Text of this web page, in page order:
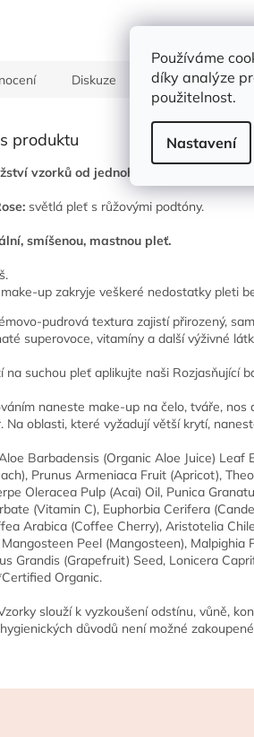
Používáme
díky analýze
použitelnost.
Nastavení
Diskuze Značka
produktu
vzorků od jednoho druhu v jedné
světlá pleť s růžovými podtóny.
smíšenou, mastnou pleť.
up zakryje veškeré nedostatky pleti
pudrová textura zajistí přirozený,
superovoce, vitamíny a další výživné
na suchou pleť aplikujte naši Rozjasňující
naneste make-up na čelo, tváře,
Na oblasti, které vyžadují větší krytí,
Aloe Barbadensis (Organic Aloe Juice) Leaf
Prunus Armeniaca Fruit (Apricot),
Oleracea Pulp (Acai) Oil, Punica
(Vitamin C), Euphorbia Cerifera
Arabica (Coffee Cherry), Aristotelia
Mangosteen Peel (Mangosteen),
Grandis (Grapefruit) Seed, Lonicera
Organic.
slouží k vyzkoušení odstínu, vůně,
důvodů není možné